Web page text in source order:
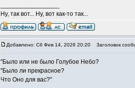
Ну, так вот... Ну, вот как-то так...
Добавлено: Сб Фев 14, 2026 20:20 Заголовок
"Было или не было Голубое Небо?
"Было ли прекрасное?
Что Оно для вас?"